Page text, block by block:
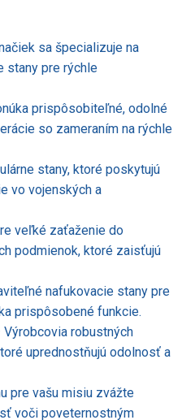
sa špecializuje na
stany pre rýchle
prispôsobiteľné, odolné
so zameraním na rýchle
stany, ktoré poskytujú
vo vojenských a
veľké zaťaženie do
podmienok, ktoré zaisťujú
nafukovacie stany pre
prispôsobené funkcie.
Výrobcovia robustných
uprednostňujú odolnosť a
pre vašu misiu zvážte
voči poveternostným